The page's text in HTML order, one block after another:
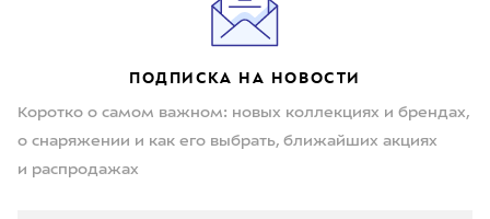
ПОДПИСКА НА НОВОСТИ
Коротко о самом важном: новых коллекциях и брендах,
о снаряжении и как его выбрать, ближайших акциях
и распродажах